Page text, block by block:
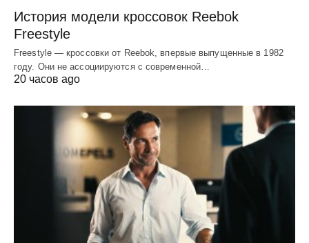
История модели кроссовок Reebok
Freestyle
Freestyle — кроссовки от Reebok, впервые выпущенные в 1982
году. Они не ассоциируются с современной…
20 часов ago